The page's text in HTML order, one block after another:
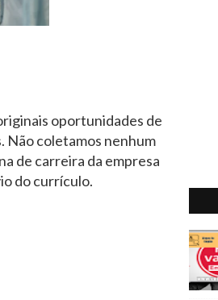
oportunidades de
Não coletamos nenhum
de carreira da empresa
do currículo.